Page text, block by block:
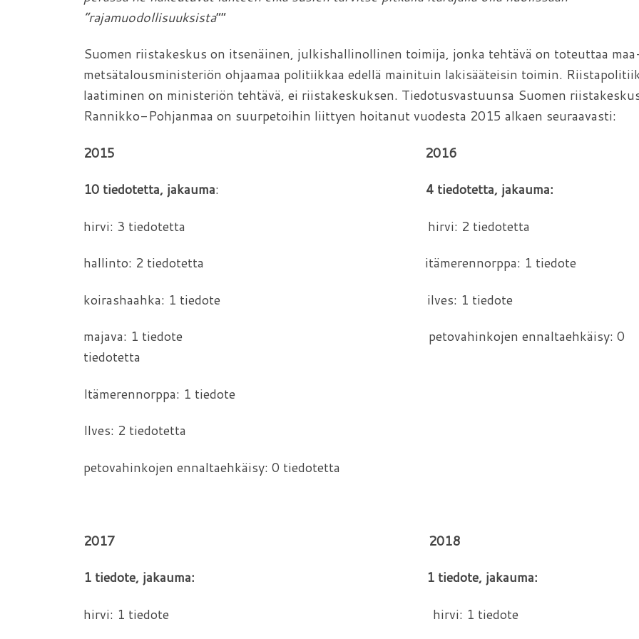
”rajamuodollisuuksista””
Suomen riistakeskus on itsenäinen, julkishallinollinen toimija, jonka tehtävä on toteuttaa
metsätalousministeriön ohjaamaa politiikkaa edellä mainituin lakisääteisin toimin.
laatiminen on ministeriön tehtävä, ei riistakeskuksen. Tiedotusvastuunsa Suomen
Rannikko-Pohjanmaa on suurpetoihin liittyen hoitanut vuodesta 2015 alkaen seuraavasti:
2015
2016
10 tiedotetta, jakauma:
4 tiedotetta, jakauma:
hirvi: 3 tiedotetta hirvi: 2 tiedotetta
hallinto: 2 tiedotetta itämerennorppa: 1 tiedote
koirashaahka: 1 tiedote ilves: 1 tiedote
majava: 1 tiedote petovahinkojen ennaltaehkäisy: 0
tiedotetta
Itämerennorppa: 1 tiedote
Ilves: 2 tiedotetta
petovahinkojen ennaltaehkäisy: 0 tiedotetta
2017 2018
1 tiedote, jakauma: 1 tiedote, jakauma:
hirvi: 1 tiedote hirvi: 1 tiedote